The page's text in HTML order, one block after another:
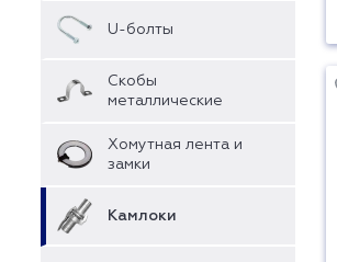
U-болты
Скобы
металлические
Хомутная лента и
замки
Камлоки